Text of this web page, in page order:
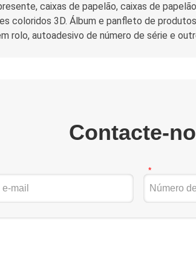
caixas de papelão, caixas de
coloridos 3D. Álbum e panfleto de
rolo, autoadesivo de número de série e
Contacte-